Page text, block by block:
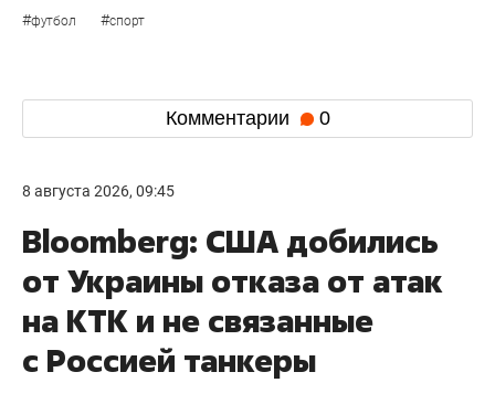
#футбол #спорт
Комментарии 0
8 августа 2026, 09:45
Bloomberg: США добились
от Украины отказа от атак
на КТК и не связанные
с Россией танкеры